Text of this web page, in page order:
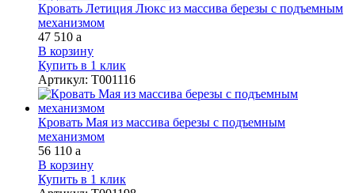
Кровать Летиция Люкс из массива березы с подъемным
механизмом
47 510 a
В корзину
Купить в 1 клик
Артикул: Т001116
Кровать Мая из массива березы с подъемным
механизмом
56 110 a
В корзину
Купить в 1 клик